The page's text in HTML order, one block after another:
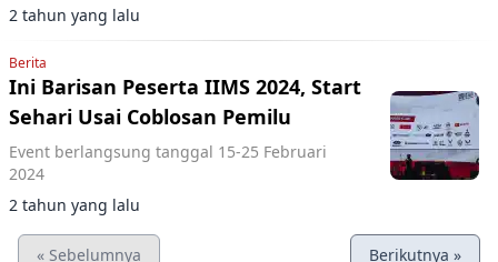
2 tahun yang lalu
Berita
Ini Barisan Peserta IIMS 2024, Start
Sehari Usai Coblosan Pemilu
Event berlangsung tanggal 15-25 Februari
2024
2 tahun yang lalu
« Sebelumnya Berikutnya »